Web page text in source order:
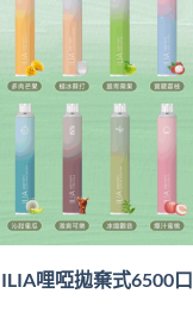
ILIA哩啞拋棄式6500口